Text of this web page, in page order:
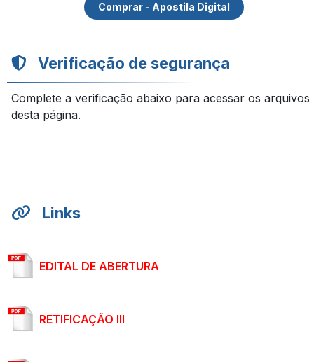
Comprar - Apostila Digital
Verificação de segurança
Complete a verificação abaixo para acessar os arquivos
desta página.
Links
EDITAL DE ABERTURA
RETIFICAÇÃO III